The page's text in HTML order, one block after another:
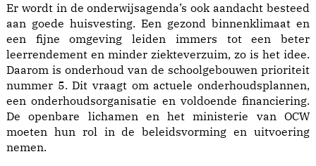
Er wordt in de onderwijsagenda’s ook aandacht besteed
aan goede huisvesting. Een gezond binnenklimaat en
een fijne omgeving leiden immers tot een beter
leerrendement en minder ziekteverzuim, zo is het idee.
Daarom is onderhoud van de schoolgebouwen prioriteit
nummer 5. Dit vraagt om actuele onderhoudsplannen,
een onderhoudsorganisatie en voldoende financiering.
De openbare lichamen en het ministerie van OCW
moeten hun rol in de beleidsvorming en uitvoering
nemen.